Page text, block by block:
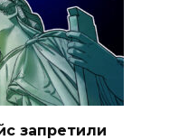
запретили